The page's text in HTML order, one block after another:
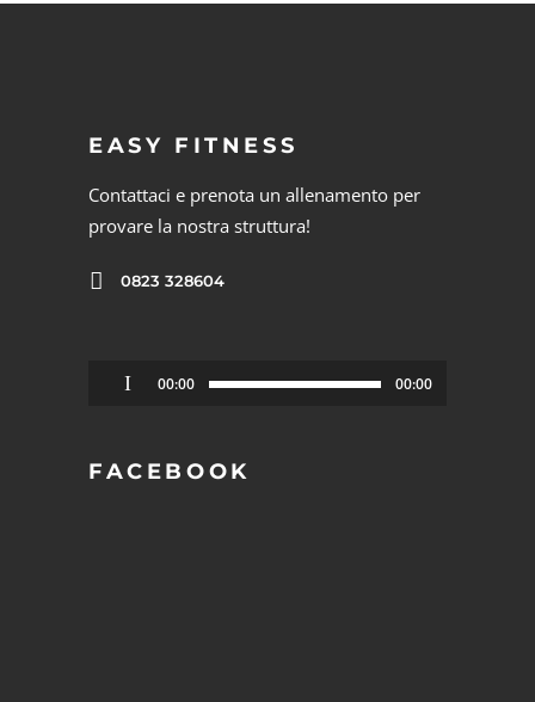
EASY FITNESS
Contattaci e prenota un allenamento per
provare la nostra struttura!
0823 328604
Audio
00:00 00:00
FACEBOOK